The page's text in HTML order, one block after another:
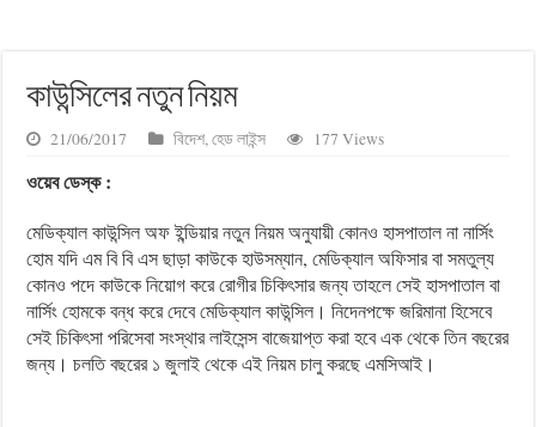
কাউন্সিলের নতুন নিয়ম
21/06/2017 বিদেশ,হেড লাইন্স 177 Views
ওয়েব ডেস্ক :
মেডিক্যাল কাউন্সিল অফ ইন্ডিয়ার নতুন নিয়ম অনুযায়ী কোনও হাসপাতাল না নার্সিং
হোম যদি এম বি বি এস ছাড়া কাউকে হাউসম্যান, মেডিক্যাল অফিসার বা সমতুল্য
কোনও পদে কাউকে নিয়োগ করে রোগীর চিকিৎসার জন্য তাহলে সেই হাসপাতাল বা
নার্সিং হোমকে বন্ধ করে দেবে মেডিক্যাল কাউন্সিল। নিদেনপক্ষে জরিমানা হিসেবে
সেই চিকিৎসা পরিসেবা সংস্থার লাইসেন্স বাজেয়াপ্ত করা হবে এক থেকে তিন বছরের
জন্য। চলতি বছরের ১ জুলাই থেকে এই নিয়ম চালু করছে এমসিআই।